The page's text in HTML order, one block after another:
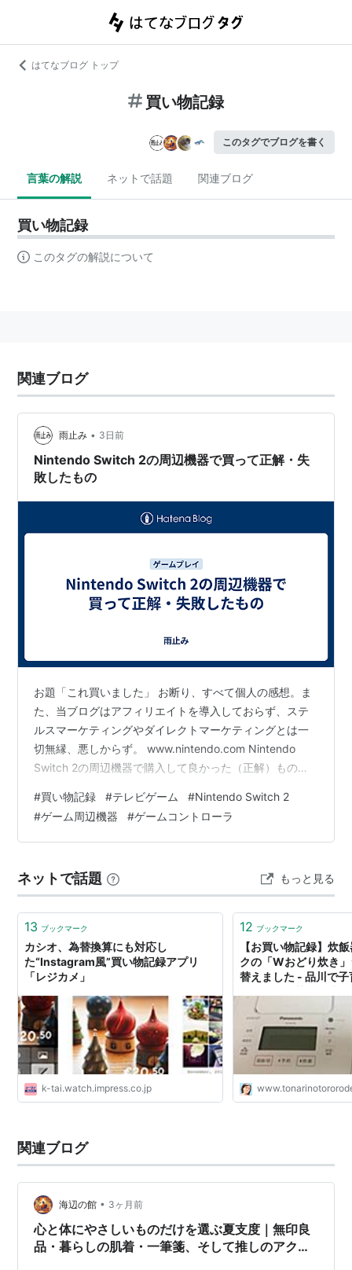
はてなブログ トップ
買い物記録
このタグでブログを書く
言葉の解説 ネットで話題 関連ブログ
買い物記録
このタグの解説について
関連ブログ
雨止み • 3日前
Nintendo Switch 2の周辺機器で買って正解・失
敗したもの
お題「これ買いました」 お断り、すべて個人の感想。ま
た、当ブログはアフィリエイトを導入しておらず、ステ
ルスマーケティングやダイレクトマーケティングとは一
切無縁、悪しからず。 www.nintendo.com Nintendo
Switch 2の周辺機器で購入して良かった（正解）ものと
Nintendo Switch 2 オールインボックス 割高で購入を躊
躇したが、Switch 2一式が収納可能。ドック収納部分の
作りが良き、きちんと固定される。使用頻度の低いもの
ス（画面保護シー…
#買い物記録 #テレビゲーム #Nintendo Switch 2
#ゲーム周辺機器 #ゲームコントローラ
ネットで話題 もっと見る
13 ブックマーク
カシオ、為替換算にも対応し
た“Instagram風”買い物記録アプリ
「レジカメ」
k-tai.watch.impress.co.jp
12 ブックマーク
【お買い物記録】炊
クの「Wおどり炊き
替えました - 品川で
関連ブログ
海辺の館 • 3ヶ月前
心と体にやさしいものだけを選ぶ夏支度｜無印良
品・暮らしの肌着・一筆箋、そして推しのアクス